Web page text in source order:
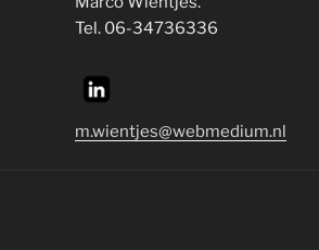
Tel. 06-34736336
m.wientjes@webmedium.nl